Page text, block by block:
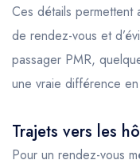
Ces détails
de rendez-vous et
passager PMR,
une vraie différence
Trajets vers les
Pour un rendez-vous